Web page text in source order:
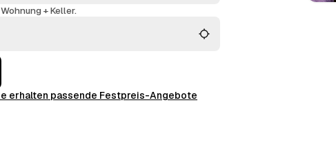
+ Keller.
erhalten passende Festpreis-Angebote